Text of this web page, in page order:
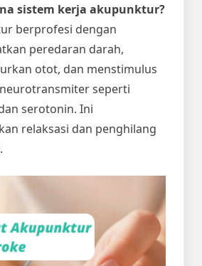
sistem kerja akupunktur?
berprofesi dengan
peredaran darah,
otot, dan menstimulus
seperti
serotonin. Ini
relaksasi dan penghilang